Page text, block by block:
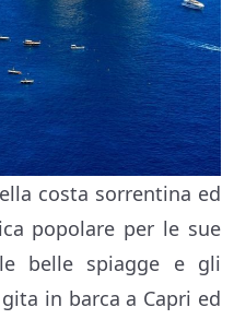
costa sorrentina ed
popolare per le sue
belle spiagge e gli
in barca a Capri ed